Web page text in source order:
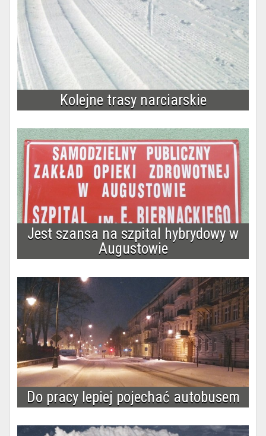
Kolejne trasy narciarskie
Jest szansa na szpital hybrydowy w
Augustowie
Do pracy lepiej pojechać autobusem